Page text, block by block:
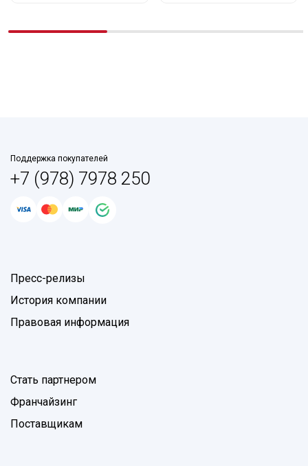
Поддержка покупателей
+7 (978) 7978 250
Пресс-релизы
История компании
Правовая информация
Стать партнером
Франчайзинг
Поставщикам